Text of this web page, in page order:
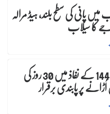
پانی کی سطح بلند، ہیڈ مرالہ
کا سیلاب
پنجاب:دفعہ 144 کے نفاذ میں 30 روز کیپر پابندی برقرار